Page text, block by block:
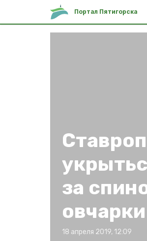
Портал Пятигорска
за
овчарки
18 апреля 2019, 12:09